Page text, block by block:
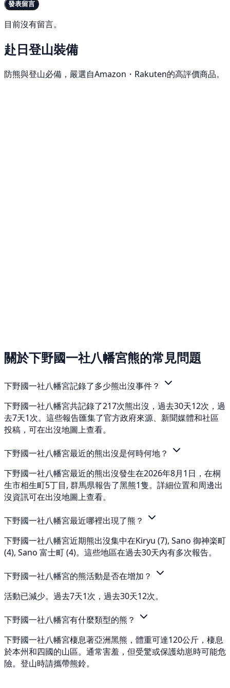
發表留言
目前沒有留言。
赴日登山裝備
防熊與登山必備，嚴選自Amazon・Rakuten的高評價商品。
關於下野國一社八幡宮熊的常見問題
下野國一社八幡宮記錄了多少熊出沒事件？
下野國一社八幡宮共記錄了217次熊出沒，過去30天12次，過
去7天1次。這些報告匯集了官方政府來源、新聞媒體和社區
投稿，可在出沒地圖上查看。
下野國一社八幡宮最近的熊出沒是何時何地？
下野國一社八幡宮最近的熊出沒發生在2026年8月1日，在桐
生市相生町5丁目, 群馬県報告了黑熊1隻。詳細位置和周邊出
沒資訊可在出沒地圖上查看。
下野國一社八幡宮最近哪裡出現了熊？
下野國一社八幡宮近期熊出沒集中在Kiryu (7), Sano 御神楽町
(4), Sano 富士町 (4)。這些地區在過去30天內有多次報告。
下野國一社八幡宮的熊活動是否在增加？
活動已減少。過去7天1次，過去30天12次。
下野國一社八幡宮有什麼類型的熊？
下野國一社八幡宮棲息著亞洲黑熊，體重可達120公斤，棲息
於本州和四國的山區。通常害羞，但受驚或保護幼崽時可能危
險。登山時請攜帶熊鈴。